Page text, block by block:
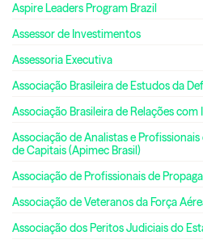
Aspire Leaders Program Brazil
Assessor de Investimentos
Assessoria Executiva
Associação Brasileira de Estudos da
Associação Brasileira de Relações com
Associação de Analistas e
de Capitais (Apimec Brasil)
Associação de Profissionais de
Associação de Veteranos da Força
Associação dos Peritos Judiciais do